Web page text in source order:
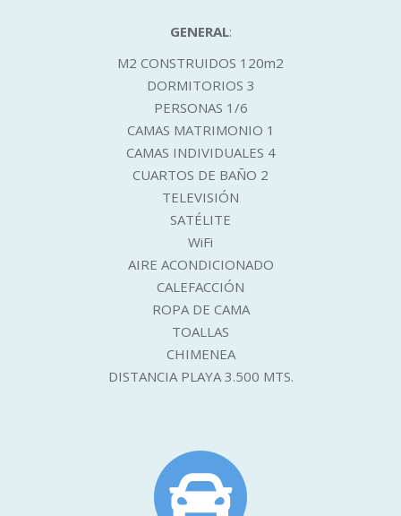
GENERAL:
M2 CONSTRUIDOS 120m2
DORMITORIOS 3
PERSONAS 1/6
CAMAS MATRIMONIO 1
CAMAS INDIVIDUALES 4
CUARTOS DE BAÑO 2
TELEVISIÓN
SATÉLITE
WiFi
AIRE ACONDICIONADO
CALEFACCIÓN
ROPA DE CAMA
TOALLAS
CHIMENEA
DISTANCIA PLAYA 3.500 MTS.